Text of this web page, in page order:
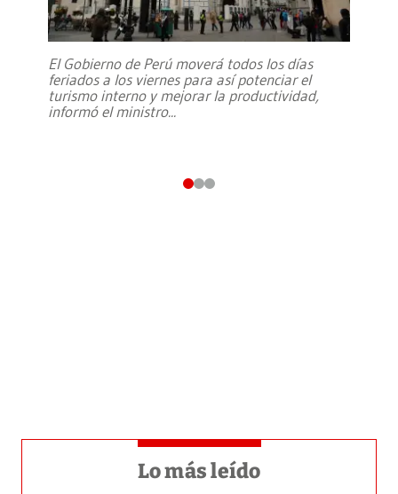
El Gobierno de Perú moverá todos los días
feriados a los viernes para así potenciar el
turismo interno y mejorar la productividad,
informó el ministro...
Lo más leído